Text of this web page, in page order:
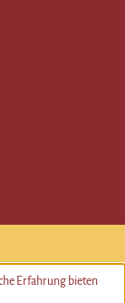
Erfahrung bieten